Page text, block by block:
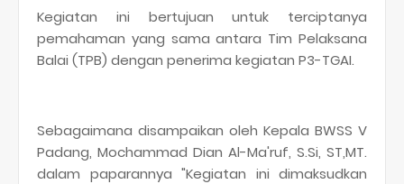
Kegiatan ini bertujuan untuk terciptanya
pemahaman yang sama antara Tim Pelaksana
Balai (TPB) dengan penerima kegiatan P3-TGAI.
Sebagaimana disampaikan oleh Kepala BWSS V
Padang, Mochammad Dian Al-Ma'ruf, S.Si, ST,MT.
dalam paparannya "Kegiatan ini dimaksudkan